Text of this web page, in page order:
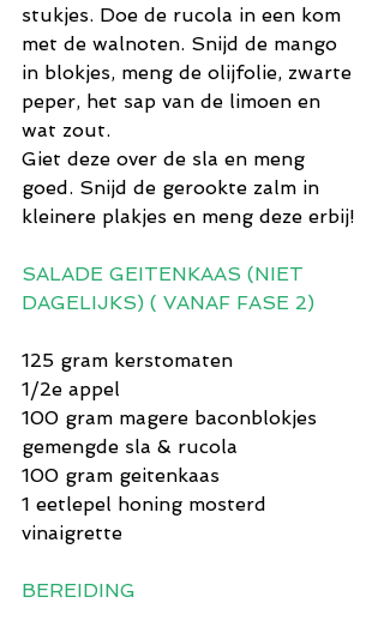
stukjes. Doe de rucola in een kom
met de walnoten. Snijd de mango
in blokjes, meng de olijfolie, zwarte
peper, het sap van de limoen en
wat zout.
Giet deze over de sla en meng
goed. Snijd de gerookte zalm in
kleinere plakjes en meng deze erbij!
SALADE GEITENKAAS (NIET
DAGELIJKS) ( VANAF FASE 2)
125 gram kerstomaten
1/2e appel
100 gram magere baconblokjes
gemengde sla & rucola
100 gram geitenkaas
1 eetlepel honing mosterd
vinaigrette
BEREIDING